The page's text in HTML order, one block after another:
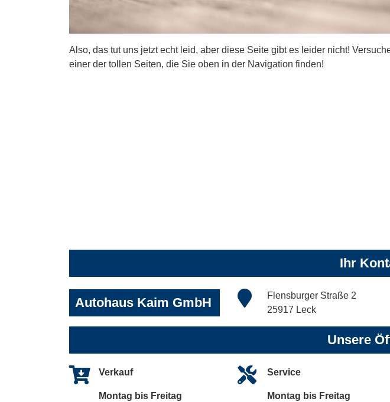
Also, das tut uns jetzt echt leid, aber diese Seite gibt es leider nicht!
einer der tollen Seiten, die Sie oben in der Navigation finden!
Ihr
Autohaus Kaim GmbH
Flensburger Straße 2
25917 Leck
Unsere
Verkauf
Montag bis Freitag
Service
Montag bis Freitag